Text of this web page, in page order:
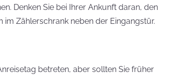
Denken Sie bei Ihrer Ankunft daran, den
Zählerschrank neben der Eingangstür.
betreten, aber sollten Sie früher